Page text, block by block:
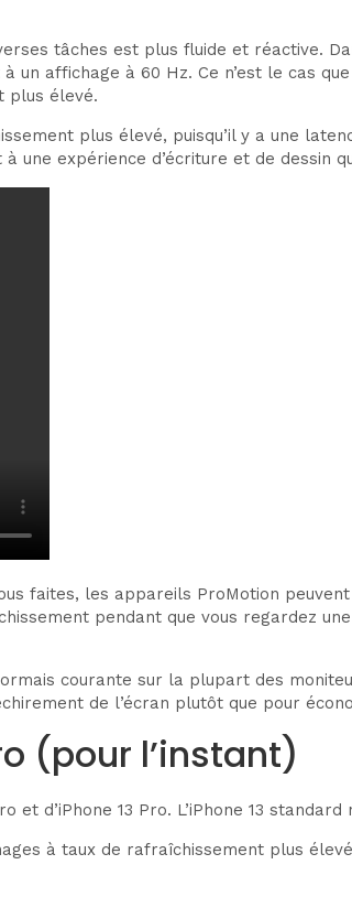
tâches est plus fluide et réactive.
affichage à 60 Hz. Ce n’est le cas
plus élevé.
plus élevé, puisqu’il y a une
une expérience d’écriture et de dessin
faites, les appareils ProMotion
pendant que vous regardez
courante sur la plupart des
de l’écran plutôt que pour
(pour l’instant)
d’iPhone 13 Pro. L’iPhone 13 standard
à taux de rafraîchissement plus